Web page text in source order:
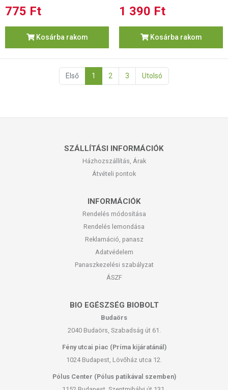
775 Ft
Kosárba rakom
1 390 Ft
Kosárba rakom
Első 1 2 3 Utolsó
SZÁLLÍTÁSI INFORMÁCIÓK
Házhozszállítás, Árak
Átvételi pontok
INFORMÁCIÓK
Rendelés módosítása
Rendelés lemondása
Reklamáció, panasz
Adatvédelem
Panaszkezelési szabályzat
ÁSZF
BIO EGÉSZSÉG BIOBOLT
Budaörs
2040 Budaörs, Szabadság út 61.
Fény utcai piac (Príma kijáratánál)
1024 Budapest, Lövőház utca 12.
Pólus Center (Pólus patikával szemben)